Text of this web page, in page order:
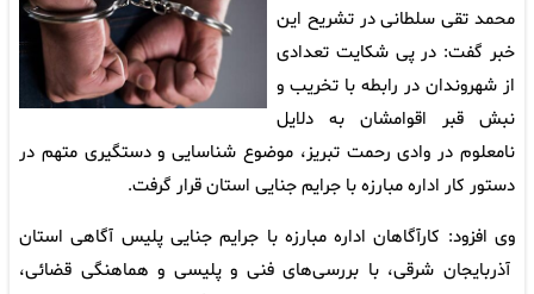
محمد تقی سلطانی در تشریح این
خبر گفت: در پی شکایت تعدادی
از شهروندان در رابطه با تخریب و
نبش قبر اقوامشان به دلایل
نامعلوم در وادی رحمت تبریز، موضوع شناسایی و دستگیری متهم در
دستور کار اداره مبارزه با جرایم جنایی استان قرار گرفت.
وی افزود: کارآگاهان اداره مبارزه با جرایم جنایی پلیس آگاهی استان
آذربایجان شرقی، با بررسی‌های فنی و پلیسی و هماهنگی قضائی،